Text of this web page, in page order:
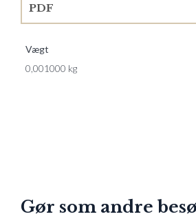
PDF
Vægt
0,001000 kg
Gør som andre